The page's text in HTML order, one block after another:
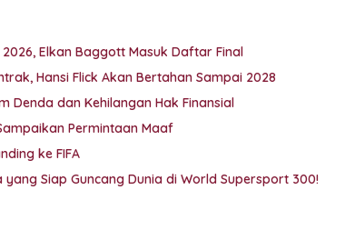
Elkan Baggott Masuk Daftar Final
Hansi Flick Akan Bertahan Sampai 2028
Denda dan Kehilangan Hak Finansial
Permintaan Maaf
ke FIFA
yang Siap Guncang Dunia di World Supersport 300!